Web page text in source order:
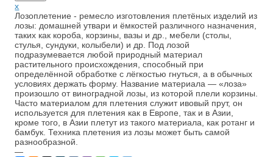
x
Лозоплетение - ремесло изготовления плетёных изделий из
лозы: домашней утвари и ёмкостей различного назначения,
таких как короба, корзины, вазы и др., мебели (столы,
стулья, сундуки, колыбели) и др. Под лозой
подразумевается любой природный материал
растительного происхождения, способный при
определённой обработке с лёгкостью гнуться, а в обычных
условиях держать форму. Название материала — «лоза»
произошло от виноградной лозы, из которой плели корзины.
Часто материалом для плетения служит ивовый прут, он
используется для плетения как в Европе, так и в Азии,
кроме того, в Азии плетут из такого материала, как ротанг и
бамбук. Техника плетения из лозы может быть самой
разнообразной.
—